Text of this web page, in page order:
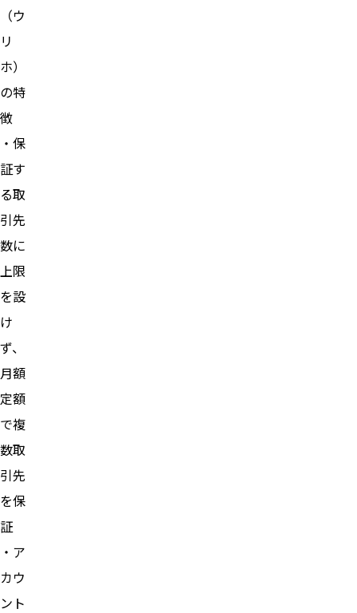
（ウ
リ
ホ）
の特
徴
・保
証す
る取
引先
数に
上限
を設
け
ず、
月額
定額
で複
数取
引先
を保
証
・ア
カウ
ント